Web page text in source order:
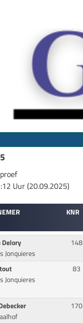
Uur (20.09.2025)
KNR
Delory
Jonquieres
148
Jonquieres
83
170